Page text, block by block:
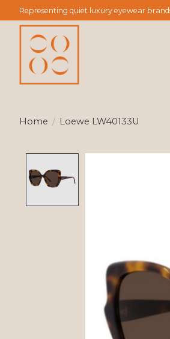
Representing quiet luxury eyewear
Home / Loewe LW40133U